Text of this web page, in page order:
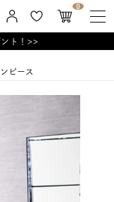
0
ト！>>
ピース